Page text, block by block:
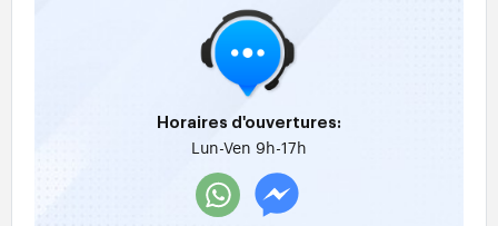
Horaires d'ouvertures:
Lun-Ven 9h-17h